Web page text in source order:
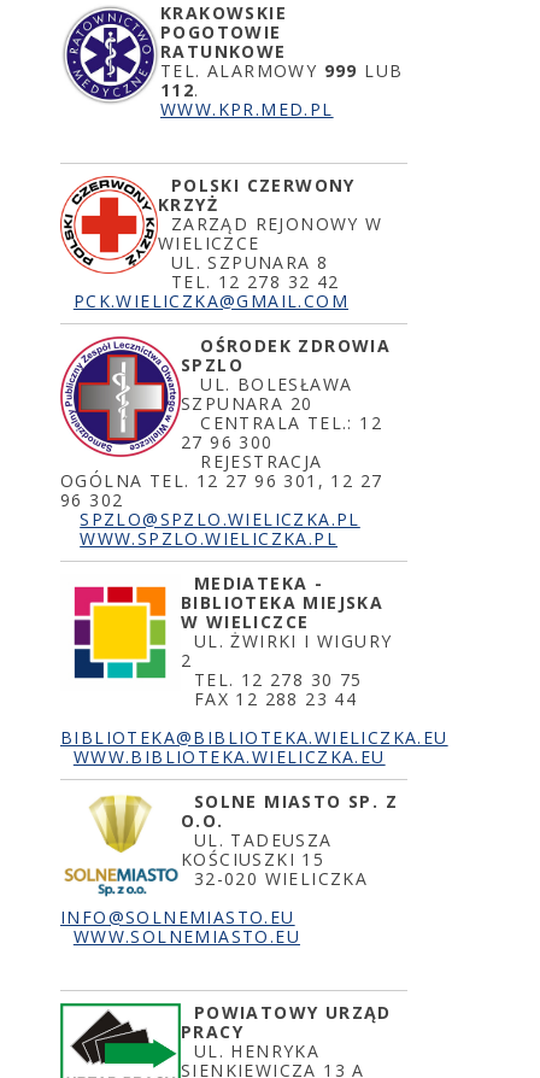
KRAKOWSKIE
POGOTOWIE
RATUNKOWE
TEL. ALARMOWY 999 LUB
112.
WWW.KPR.MED.PL
POLSKI CZERWONY
KRZYŻ
ZARZĄD REJONOWY W
WIELICZCE
UL. SZPUNARA 8
TEL. 12 278 32 42
PCK.WIELICZKA@GMAIL.COM
OŚRODEK ZDROWIA
SPZLO
UL. BOLESŁAWA
SZPUNARA 20
CENTRALA TEL.: 12
27 96 300
REJESTRACJA
OGÓLNA TEL. 12 27 96 301, 12 27
96 302
SPZLO@SPZLO.WIELICZKA.PL
WWW.SPZLO.WIELICZKA.PL
MEDIATEKA -
BIBLIOTEKA MIEJSKA
W WIELICZCE
UL. ŻWIRKI I WIGURY
2
TEL. 12 278 30 75
FAX 12 288 23 44
BIBLIOTEKA@BIBLIOTEKA.WIELICZKA.EU
WWW.BIBLIOTEKA.WIELICZKA.EU
SOLNE MIASTO SP. Z
O.O.
UL. TADEUSZA
KOŚCIUSZKI 15
32-020 WIELICZKA
INFO@SOLNEMIASTO.EU
WWW.SOLNEMIASTO.EU
POWIATOWY URZĄD
PRACY
UL. HENRYKA
SIENKIEWICZA 13 A